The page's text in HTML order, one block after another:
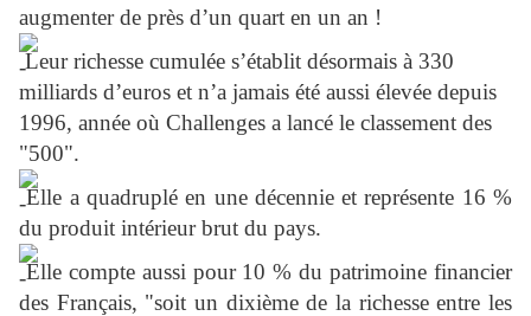
augmenter de près d’un quart en un an !
Leur richesse cumulée s’établit désormais à 330
milliards d’euros et n’a jamais été aussi élevée depuis
1996, année où Challenges a lancé le classement des
"500".
Elle a quadruplé en une décennie et représente 16 %
du produit intérieur brut du pays.
Elle compte aussi pour 10 % du patrimoine financier
des Français, "soit un dixième de la richesse entre les